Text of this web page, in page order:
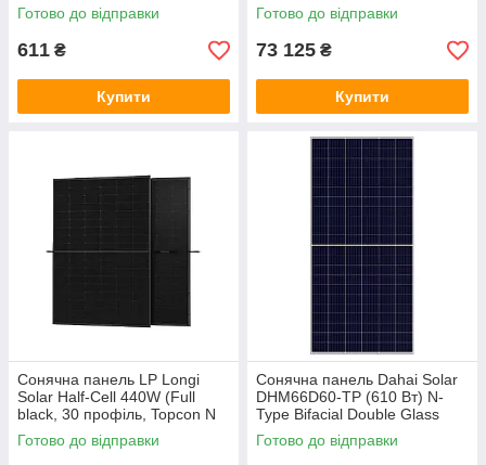
Готово до відправки
611 ₴
Купити
RS485/CAN LCD BL
Готово до відправки
73 125 ₴
Купити
Сонячна панель LP Longi
Solar Half-Cell 440W (Full
black, 30 профіль, Topcon N
Bi-facial, монокристал) Уцінка
Готово до відправки
Сонячна панель Dahai Solar
DHM66D60-TP (610 Вт) N-
Type Bifacial Double Glass
Готово до відправки